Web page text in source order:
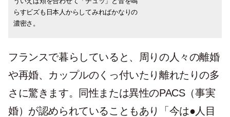
らすビズも日本人からしてみればかなりの
濃密さ。
レンタインや誕生日に恋人へ贈る花として
好まれるのも納得。
など全然気にする様子がないことにもびっ
くりします。
バッグに刺繍されたり。愛する人のことは
「MON AMOUR（モナムール）」。
フランスで暮らしていると、周りの人々の離婚
や再婚、カップルのくっ付いたり離れたりの多
さに驚きます。同性または異性のPACS（事実
婚）が認められていることもあり「今は●人目